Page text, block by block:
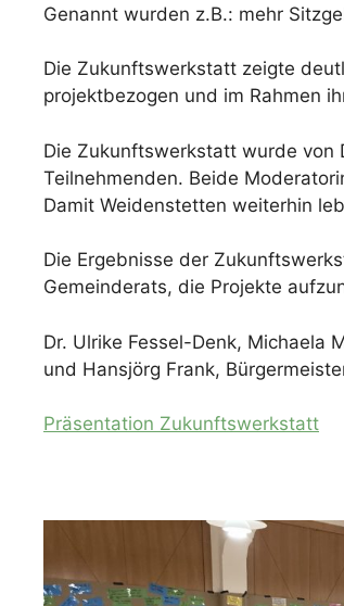
Genannt wurden z.B.: mehr
Die Zukunftswerkstatt zeigte
projektbezogen und im Rahmen
Die Zukunftswerkstatt wurde von
Teilnehmenden. Beide
Damit Weidenstetten weiterhin
Die Ergebnisse der
Gemeinderats, die Projekte
Dr. Ulrike Fessel-Denk, Michaela
und Hansjörg Frank,
Präsentation Zukunftswerkstatt